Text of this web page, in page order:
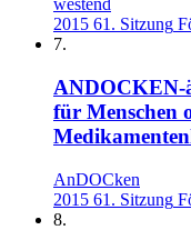
westend
2015 61. Sitzung
7.
ANDOCKEN-
für Menschen
AnDOCken
2015 61. Sitzung
8.